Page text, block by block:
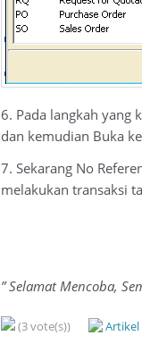
6. Pada langkah
dan kemudian Buka
7. Sekarang No
melakukan transaksi
” Selamat Mencoba,
(3 vote(s))